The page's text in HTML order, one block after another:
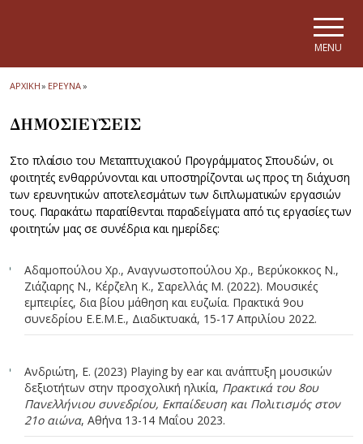
MENU
ΑΡΧΙΚΗ» ΕΡΕΥΝΑ»
ΔΗΜΟΣΙΕΥΣΕΙΣ
Στο πλαίσιο του Μεταπτυχιακού Προγράμματος Σπουδών, οι
φοιτητές ενθαρρύνονται και υποστηρίζονται ως προς τη διάχυση
των ερευνητικών αποτελεσμάτων των διπλωματικών εργασιών
τους. Παρακάτω παρατίθενται παραδείγματα από τις εργασίες των
φοιτητών μας σε συνέδρια και ημερίδες:
Αδαμοπούλου Χρ., Αναγνωστοπούλου Χρ., Βερύκοκκος Ν.,
Ζιάζιαρης Ν., Κέρζελη Κ., Σαρελλάς Μ. (2022). Μουσικές
εμπειρίες, δια βίου μάθηση και ευζωία. Πρακτικά 9ου
συνεδρίου Ε.Ε.Μ.Ε., Διαδικτυακά, 15-17 Απριλίου 2022.
Ανδριώτη, Ε. (2023) Playing by ear και ανάπτυξη μουσικών
δεξιοτήτων στην προσχολική ηλικία, Πρακτικά του 8ου
Πανελλήνιου συνεδρίου, Εκπαίδευση και Πολιτισμός στον
21ο αιώνα, Αθήνα 13-14 Μαΐου 2023.